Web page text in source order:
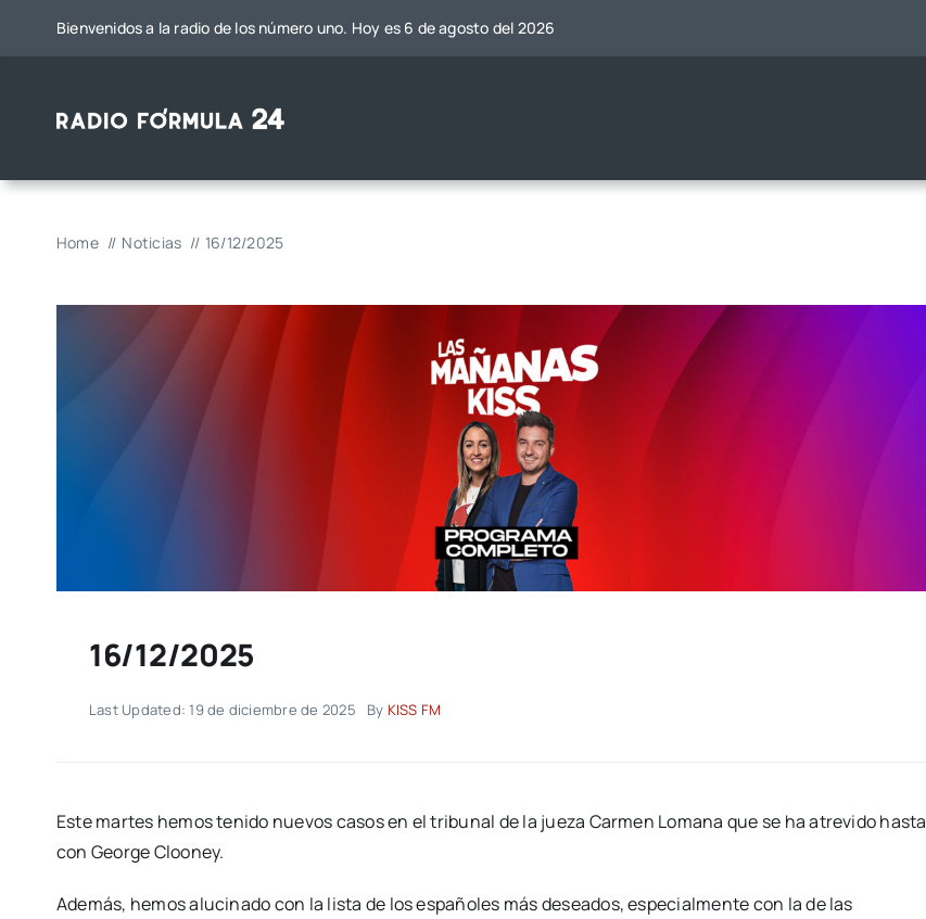
Bienvenidos a la radio de los número uno. Hoy es 6 de agosto del 2026
Home Noticias 16/12/2025
16/12/2025
Last Updated: 19 de diciembre de 2025 By KISS FM
Este martes hemos tenido nuevos casos en el tribunal de la jueza Carmen Lomana que se ha atrevido hasta
con George Clooney.
Además, hemos alucinado con la lista de los españoles más deseados, especialmente con la de las